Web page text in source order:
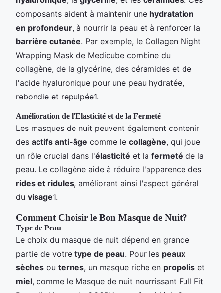
composants aident à maintenir une hydratation
en profondeur, à nourrir la peau et à renforcer la
barrière cutanée. Par exemple, le Collagen Night
Wrapping Mask de Medicube combine du
collagène, de la glycérine, des céramides et de
l'acide hyaluronique pour une peau hydratée,
rebondie et repulpée1.
Amélioration de l'Elasticité et de la Fermeté
Les masques de nuit peuvent également contenir
des actifs anti-âge comme le collagène, qui joue
un rôle crucial dans l'élasticité et la fermeté de la
peau. Le collagène aide à réduire l'apparence des
rides et ridules, améliorant ainsi l'aspect général
du visage1.
Comment Choisir le Bon Masque de Nuit?
Type de Peau
Le choix du masque de nuit dépend en grande
partie de votre type de peau. Pour les peaux
sèches ou ternes, un masque riche en propolis et
miel, comme le Masque de nuit nourrissant Full Fit